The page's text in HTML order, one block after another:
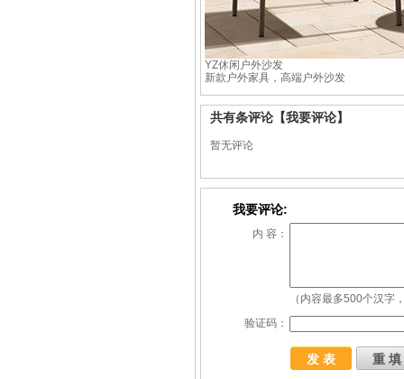
YZ休闲户外沙发
新款户外家具，高端户外沙发
共有条评论 【我要评论】
暂无评论
我要评论:
内 容：
（内容最多500个汉字
验证码：